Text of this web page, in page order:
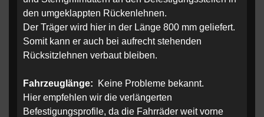
den umgeklappten Rückenlehnen.
Der Träger wird hier in der Länge 800 mm geliefert.
Somit kann er auch bei aufrecht stehenden
Rücksitzlehnen verbaut bleiben.
Fahrzeuglänge:
Keine Probleme bekannt.
Hier empfehlen wir die verlängerten
Befestigungsprofile, da die Fahrräder weit vorne